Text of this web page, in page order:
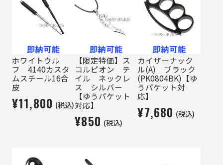
ホワイトウル
フ 4140カスタ
ムスチール16合
皮
¥11,800 (税込)
【限定特価】ス
コルピオン テ
イル ネックレ
ス シルバー
【ゆうパケット
対応】
¥850 (税込)
カイザーナック
ル(A) ブラック
(PK0804BK)【ゆ
うパケット対
応】
¥7,680 (税込)